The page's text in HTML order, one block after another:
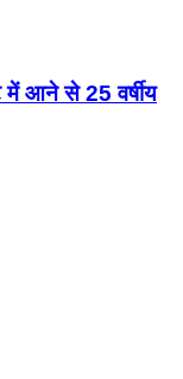
में आने से 25 वर्षीय